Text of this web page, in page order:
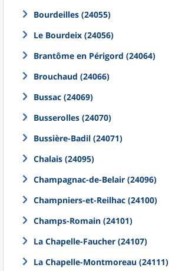
Bourdeilles (24055)
Le Bourdeix (24056)
Brantôme en Périgord (24064)
Brouchaud (24066)
Bussac (24069)
Busserolles (24070)
Bussière-Badil (24071)
Chalais (24095)
Champagnac-de-Belair (24096)
Champniers-et-Reilhac (24100)
Champs-Romain (24101)
La Chapelle-Faucher (24107)
La Chapelle-Montmoreau (24111)